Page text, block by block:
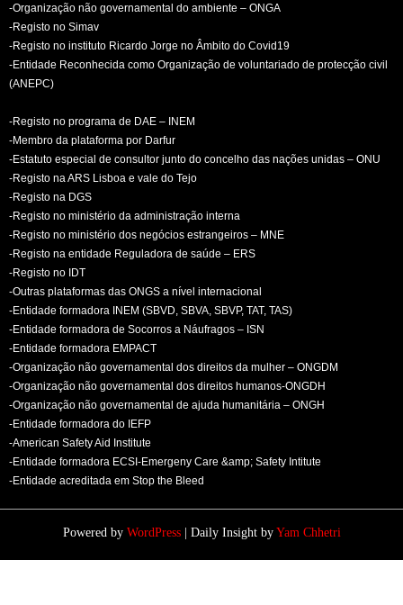
-Organização não governamental do ambiente – ONGA
-Registo no Simav
-Registo no instituto Ricardo Jorge no Âmbito do Covid19
-Entidade Reconhecida como Organização de voluntariado de protecção civil
(ANEPC)
-Registo no programa de DAE – INEM
-Membro da plataforma por Darfur
-Estatuto especial de consultor junto do concelho das nações unidas – ONU
-Registo na ARS Lisboa e vale do Tejo
-Registo na DGS
-Registo no ministério da administração interna
-Registo no ministério dos negócios estrangeiros – MNE
-Registo na entidade Reguladora de saúde – ERS
-Registo no IDT
-Outras plataformas das ONGS a nível internacional
-Entidade formadora INEM (SBVD, SBVA, SBVP, TAT, TAS)
-Entidade formadora de Socorros a Náufragos – ISN
-Entidade formadora EMPACT
-Organização não governamental dos direitos da mulher – ONGDM
-Organização não governamental dos direitos humanos-ONGDH
-Organização não governamental de ajuda humanitária – ONGH
-Entidade formadora do IEFP
-American Safety Aid Institute
-Entidade formadora ECSI-Emergeny Care &amp; Safety Intitute
-Entidade acreditada em Stop the Bleed
Powered by WordPress| Daily Insight by Yam Chhetri